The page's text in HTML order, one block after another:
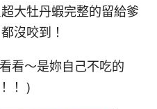
大牡丹蝦完整的留給爹
沒咬到！
看～是妳自己不吃的
！ )